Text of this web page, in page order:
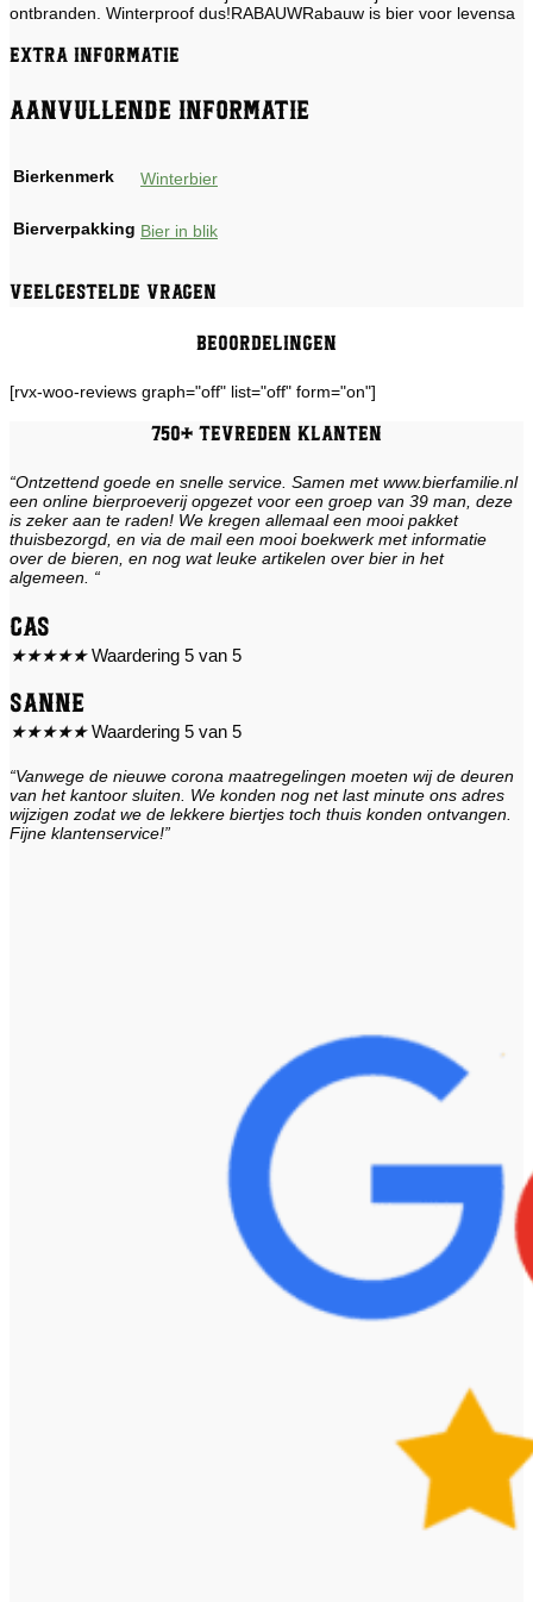
ontbranden. Winterproof dus!RABAUWRabauw is bier voor levensa
Extra informatie
Aanvullende informatie
Bierkenmerk Winterbier
Bierverpakking Bier in blik
Veelgestelde vragen
Beoordelingen
[rvx-woo-reviews graph="off" list="off" form="on"]
750+ tevreden klanten
“Ontzettend goede en snelle service. Samen met www.bierfamilie.nl
een online bierproeverij opgezet voor een groep van 39 man, deze
is zeker aan te raden! We kregen allemaal een mooi pakket
thuisbezorgd, en via de mail een mooi boekwerk met informatie
over de bieren, en nog wat leuke artikelen over bier in het
algemeen. “
Cas
★★★★★ Waardering 5 van 5
Sanne
★★★★★ Waardering 5 van 5
“Vanwege de nieuwe corona maatregelingen moeten wij de deuren
van het kantoor sluiten. We konden nog net last minute ons adres
wijzigen zodat we de lekkere biertjes toch thuis konden ontvangen.
Fijne klantenservice!”